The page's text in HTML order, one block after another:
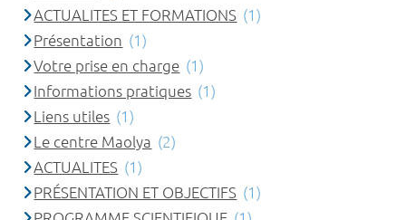
ACTUALITES ET FORMATIONS (1)
Présentation (1)
Votre prise en charge (1)
Informations pratiques (1)
Liens utiles (1)
Le centre Maolya (2)
ACTUALITES (1)
PRÉSENTATION ET OBJECTIFS (1)